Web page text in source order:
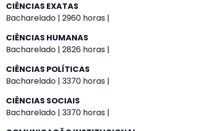
CIÊNCIAS EXATAS
Bacharelado | 2960 horas |
CIÊNCIAS HUMANAS
Bacharelado | 2826 horas |
CIÊNCIAS POLÍTICAS
Bacharelado | 3370 horas |
CIÊNCIAS SOCIAIS
Bacharelado | 3370 horas |